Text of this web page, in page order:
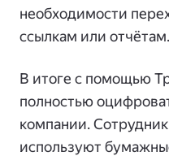
необходимости
ссылкам или отчётам.
В итоге с помощью
полностью
компании.
используют